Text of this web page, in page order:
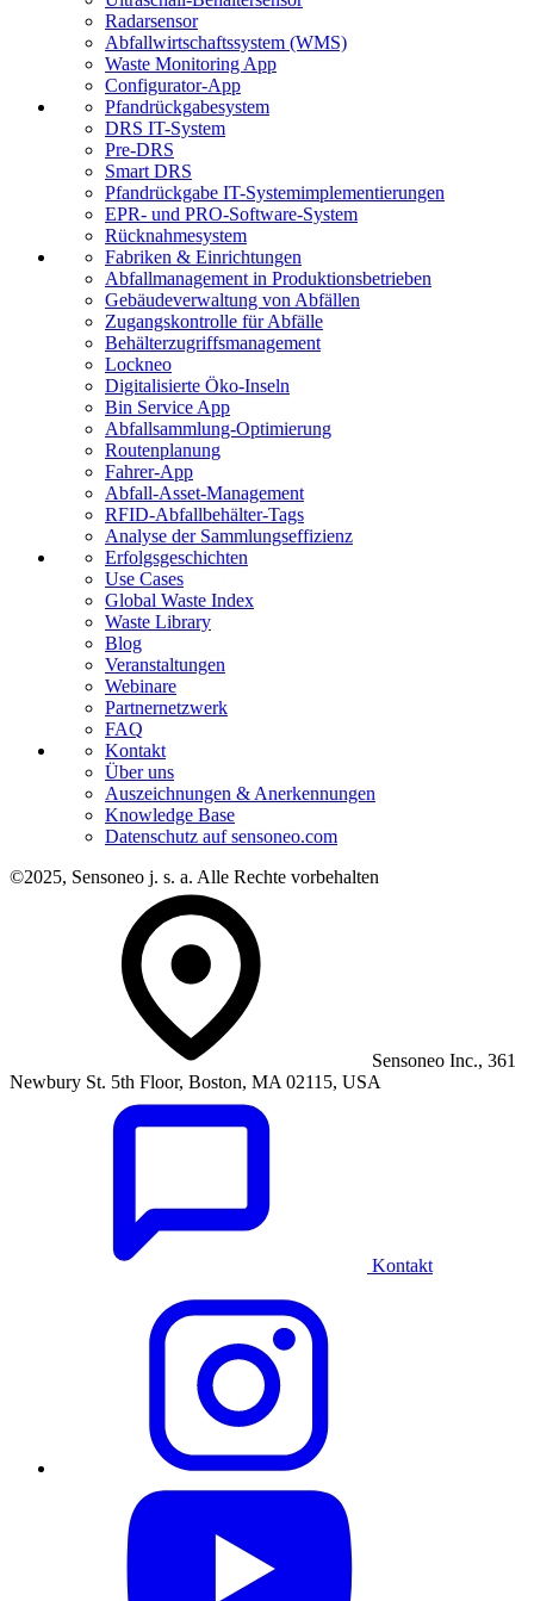
Radarsensor
Abfallwirtschaftssystem (WMS)
Waste Monitoring App
Configurator-App
Pfand­rückgabesystem
DRS IT-System
Pre-DRS
Smart DRS
Pfandrückgabe IT-Systemimplementierungen
EPR- und PRO-Software-System
Rücknahmesystem
Fabriken & Einrichtungen
Abfallmanagement in Produktionsbetrieben
Gebäudeverwaltung von Abfällen
Zugangskontrolle für Abfälle
Behälterzugriffsmanagement
Lockneo
Digitalisierte Öko-Inseln
Bin Service App
Abfallsammlung-Optimierung
Routenplanung
Fahrer-App
Abfall-Asset-Management
RFID-Abfallbehälter-Tags
Analyse der Sammlungseffizienz
Erfolgsgeschichten
Use Cases
Global Waste Index
Waste Library
Blog
Veranstaltungen
Webinare
Partnernetzwerk
FAQ
Kontakt
Über uns
Auszeichnungen & Anerkennungen
Knowledge Base
Datenschutz auf sensoneo.com
©2025, Sensoneo j. s. a. Alle Rechte vorbehalten
Sensoneo Inc., 361
Newbury St. 5th Floor, Boston, MA 02115, USA
Kontakt